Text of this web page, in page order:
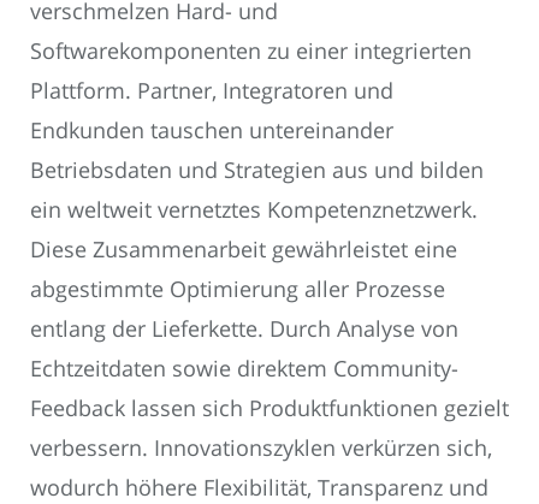
verschmelzen Hard- und
Softwarekomponenten zu einer integrierten
Plattform. Partner, Integratoren und
Endkunden tauschen untereinander
Betriebsdaten und Strategien aus und bilden
ein weltweit vernetztes Kompetenznetzwerk.
Diese Zusammenarbeit gewährleistet eine
abgestimmte Optimierung aller Prozesse
entlang der Lieferkette. Durch Analyse von
Echtzeitdaten sowie direktem Community-
Feedback lassen sich Produktfunktionen gezielt
verbessern. Innovationszyklen verkürzen sich,
wodurch höhere Flexibilität, Transparenz und